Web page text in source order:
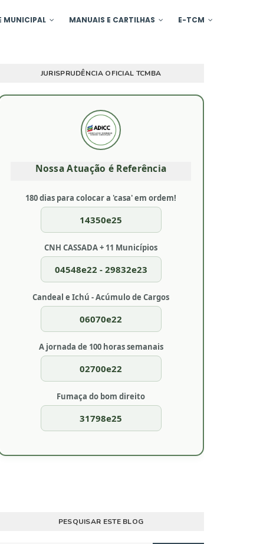
MUNICIPAL MANUAIS E CARTILHAS E-TCM
JURISPRUDÊNCIA OFICIAL TCMBA
Nossa Atuação é Referência
180 dias para colocar a 'casa' em ordem!
14350e25
CNH CASSADA + 11 Municípios
04548e22 - 29832e23
Candeal e Ichú - Acúmulo de Cargos
06070e22
A jornada de 100 horas semanais
02700e22
Fumaça do bom direito
31798e25
PESQUISAR ESTE BLOG